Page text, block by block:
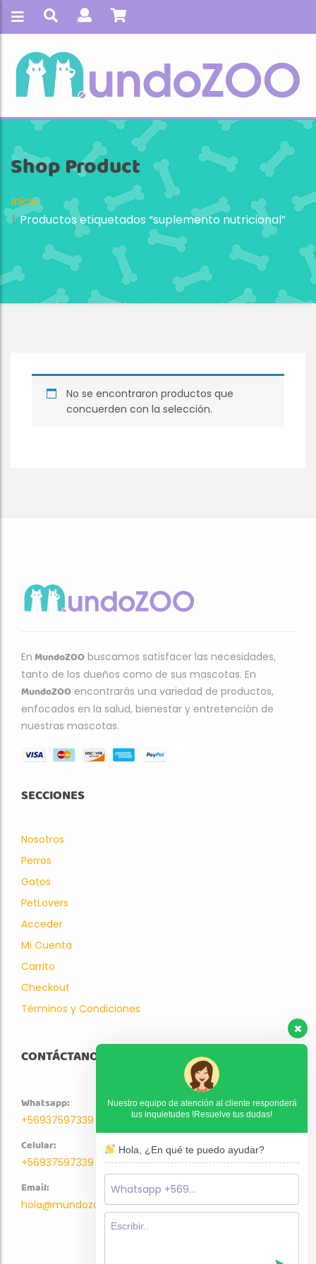
Shop Product
Inicio
Productos etiquetados “suplemento nutricional”
No se encontraron productos que
concuerden con la selección.
En MundoZOO buscamos satisfacer las necesidades,
tanto de los dueños como de sus mascotas. En
MundoZOO encontrarás una variedad de productos,
enfocados en la salud, bienestar y entretención de
nuestras mascotas.
SECCIONES
Nosotros
Perros
Gatos
PetLovers
Acceder
Mi Cuenta
Carrito
Checkout
Términos y Condiciones
CONTÁCTANOS
Whatsapp:
+56937597339
Celular:
+56937597339
Email:
hola@mundozoo.cl
Nuestro equipo de atención al cliente responderá
tus inquietudes !Resuelve tus dudas!
Hola, ¿En qué te puedo ayudar?